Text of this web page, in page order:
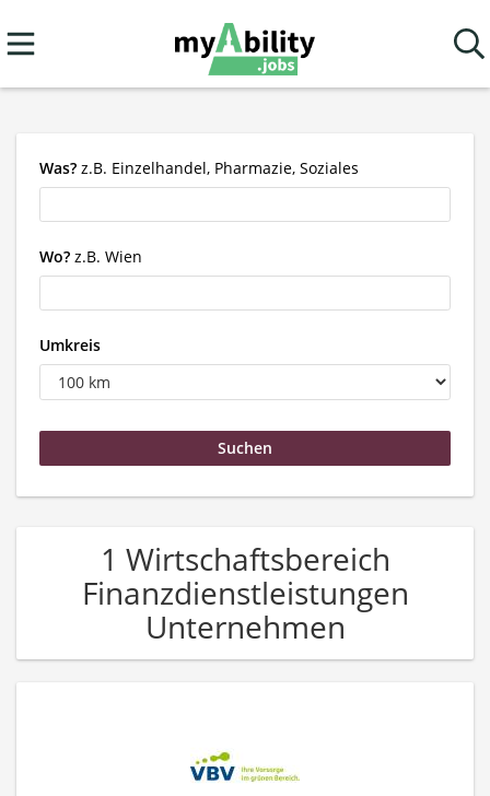
Was? z.B. Einzelhandel, Pharmazie, Soziales
Wo? z.B. Wien
Umkreis
1 Wirtschaftsbereich
Finanzdienstleistungen
Unternehmen